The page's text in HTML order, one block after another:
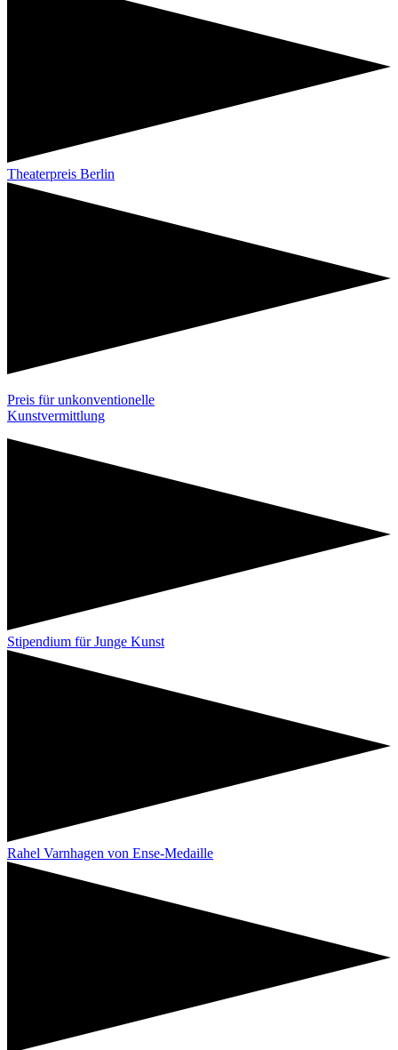
Theaterpreis Berlin
Preis für unkonventionelle
Kunstvermittlung
Stipendium für Junge Kunst
Rahel Varnhagen von Ense-Medaille